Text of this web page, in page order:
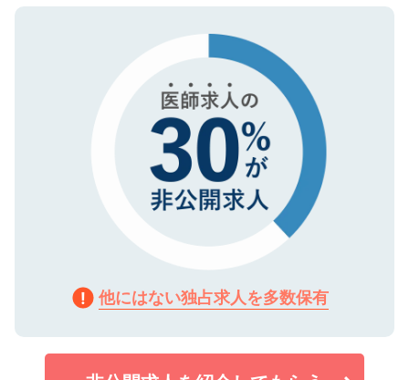
で、機密保持に関してもご安心ください。
ので、まずはご登録ください。
他にはない独占求人を多数保有